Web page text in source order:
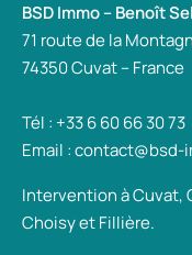
BSD Immo – Benoît
71 route de la
74350 Cuvat – France
Tél : +33 6 60 66 30 73
Email : contact@bsd-
Intervention à Cuvat,
Choisy et Fillière.